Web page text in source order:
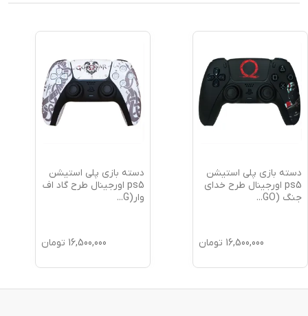
دسته بازی پلی استیشن
ps5 اورجینال طرح خدای
جنگ (GO
...
16,500,000 تومان
دسته بازی پلی استیشن
ps5 اورجینال طرح گاد اف
وار(G ...
16,500,000 تومان